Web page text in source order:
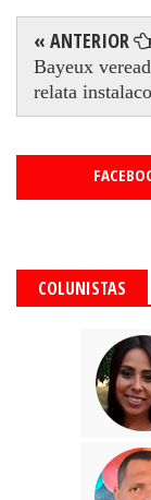
« ANTERIOR
Bayeux
relata
COLUNISTAS